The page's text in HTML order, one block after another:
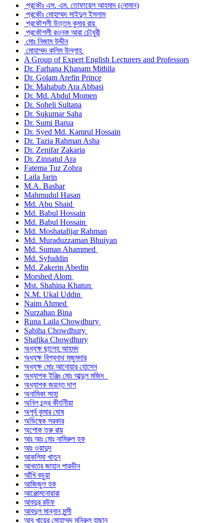
প্রকৌঃ এস. এম. তোফায়েল আহমাদ (নোমান)
প্রকৌঃ মোহাম্মদ সাইদুল ইসলাম
প্রকৌশলী উত্তম কুমার রায়
প্রকৌশলী রওনক আরা চৌধুরী
মোঃ নিজাম উদ্দীন
মোহাম্মদ কলিম উল্লাহ
A Group of Expert English Lecturers and Professors
Dr. Farhana Khanam Mithila
Dr. Golam Arefin Prince
Dr. Mahabub Ara Abbasi
Dr. Md. Abdul Momen
Dr. Soheli Sultana
Dr. Sukumar Saha
Dr. Sumi Barua
Dr. Syed Md. Kamrul Hossain
Dr. Tazia Rahman Asha
Dr. Zenifar Zakaria
Dr. Zinnatul Ara
Fatema Tuz Zohra
Laila Jarin
M.A. Bashar
Mahmudul Hasan
Md. Abu Shaid
Md. Babul Hossain
Md. Babul Hossain
Md. Moshatafijar Rahman
Md. Muraduzzaman Bhuiyan
Md. Suman Ahammed
Md. Syfuddin
Md. Zakerin Abedin
Morshed Alom
Mst. Shahina Khatun
N.M. Ukal Uddin
Naim Ahmed
Nurzahan Bina
Runa Laila Chowdhury
Sabiha Chowdhury
Shafika Chowdhury
অধ্যক্ষ ছালেহ আহমদ
অধ্যক্ষ বিশ্বনাথ মজুমদার
অধ্যক্ষ মোঃ আনোয়ার হোসেন
অধ্যাপক ইঞ্জিঃ মোঃ আব্দুল মজিদ
অধ্যাপক জয়ন্ত দাশ
অনামিকা সাহা
অনিল চন্দ্র কীর্তনীয়া
অপূর্ব কুমার ঘোষ
অভিষেক সরকার
অশোক তরু রায়
আঃ আঃ মোঃ নামিরুল হক
আঃ ওয়াদুদ
আকলিমা খাতুন
আখতার জাহান পারভীন
আঁখি বড়ুয়া
আজিজুল হক
আঞ্জোমনোয়ারা
আবদুর রউফ
আবদুল মান্নান মুন্সী
আবু খায়ের মোহাম্মদ মনিরুল হাছান